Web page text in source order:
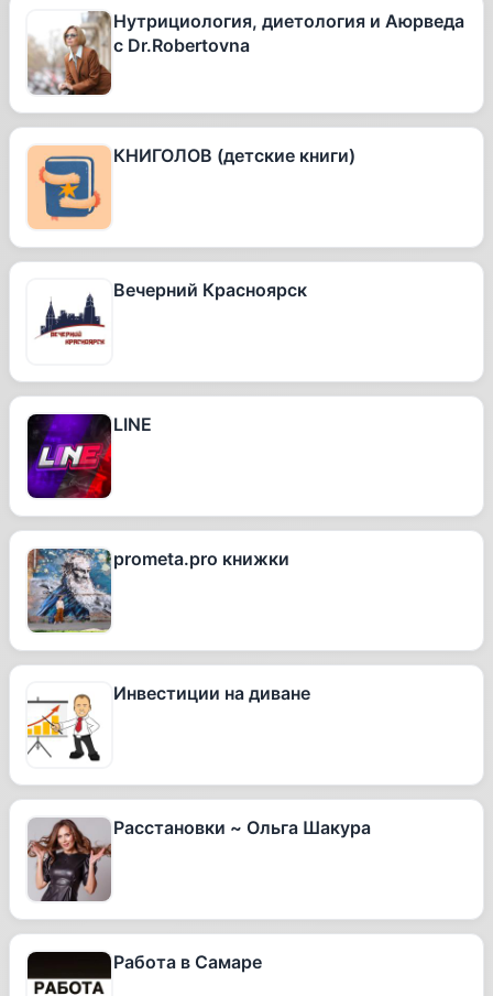
Нутрициология, диетология и Аюрведа
с Dr.Robertovna
КНИГОЛОВ (детские книги)
Вечерний Красноярск
LINE
prometa.pro книжки
Инвестиции на диване
Расстановки ~ Ольга Шакура
Работа в Самаре